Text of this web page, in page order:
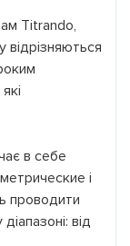
Titrando,
відрізняються
в себе
і
проводити
від